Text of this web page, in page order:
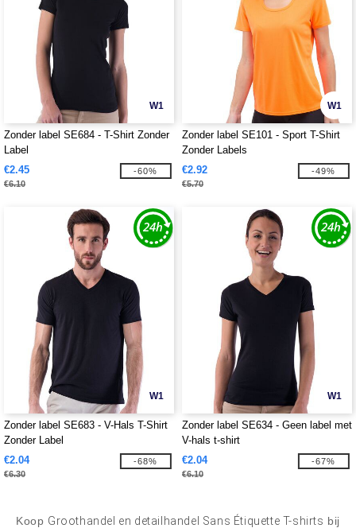
W1
Zonder label SE684 - T-Shirt Zonder
Label
€2.45
€6.10
-60%
W1
Zonder label SE101 - Sport T-Shirt
Zonder Labels
€2.92
€5.70
-49%
W1
Zonder label SE683 - V-Hals T-Shirt
Zonder Label
€2.04
€6.30
-68%
W1
Zonder label SE634 - Geen label met
V-hals t-shirt
€2.04
€6.10
-67%
Koop Groothandel en detailhandel Sans Étiquette T-shirts bij